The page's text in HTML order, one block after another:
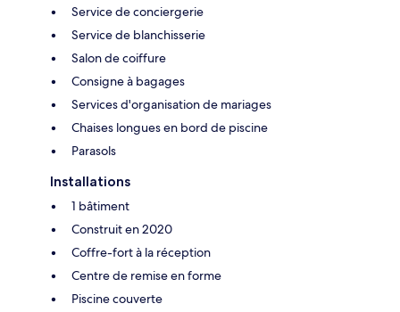
Service de conciergerie
Service de blanchisserie
Salon de coiffure
Consigne à bagages
Services d'organisation de mariages
Chaises longues en bord de piscine
Parasols
Installations
1 bâtiment
Construit en 2020
Coffre-fort à la réception
Centre de remise en forme
Piscine couverte